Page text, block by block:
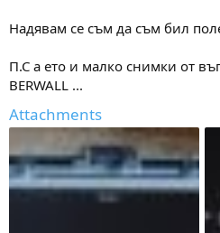
Надявам се съм да съм бил
П.С а ето и малко снимки от
BERWALL ...
Attachments